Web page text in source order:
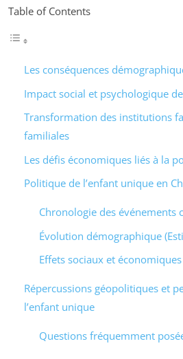
Table of Contents
Les conséquences
Impact social et psychologique
Transformation des institutions
familiales
Les défis économiques liés à la
Politique de l’enfant unique en
Chronologie des événements
Évolution démographique
Effets sociaux et économiques
Répercussions géopolitiques et
l’enfant unique
Questions fréquemment